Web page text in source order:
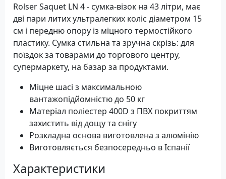
Rolser Saquet LN 4 - сумка-візок на 43 літри, має
дві пари литих ультралегких коліс діаметром 15
см і передню опору із міцного термостійкого
пластику. Сумка стильна та зручна скрізь: для
поїздок за товарами до торгового центру,
супермаркету, на базар за продуктами.
Міцне шасі з максимальною
вантажопідйомністю до 50 кг
Матеріал поліестер 400D з ПВХ покриттям
захистить від дощу та снігу
Розкладна основа виготовлена ​​з алюмінію
Виготовляється безпосередньо в Іспанії
Характеристики